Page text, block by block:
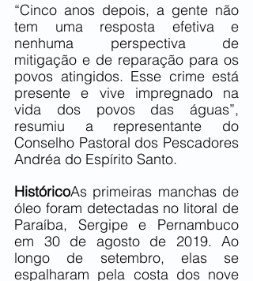
“Cinco anos depois, a gente não
tem uma resposta efetiva e
nenhuma perspectiva de
mitigação e de reparação para os
povos atingidos. Esse crime está
presente e vive impregnado na
vida dos povos das águas”,
resumiu a representante do
Conselho Pastoral dos Pescadores
Andréa do Espírito Santo.
HistóricoAs primeiras manchas de
óleo foram detectadas no litoral de
Paraíba, Sergipe e Pernambuco
em 30 de agosto de 2019. Ao
longo de setembro, elas se
espalharam pela costa dos nove